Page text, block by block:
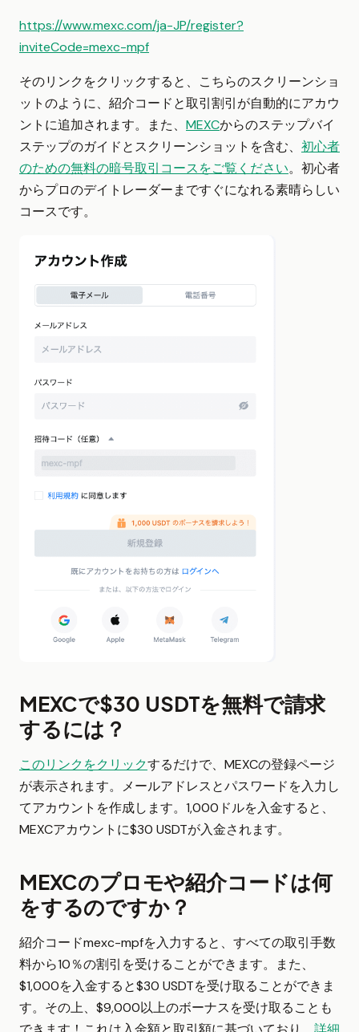
https://www.mexc.com/ja-JP/register?
inviteCode=mexc-mpf
そのリンクをクリックすると、こちらのスクリーンショ
ットのように、紹介コードと取引割引が自動的にアカウ
ントに追加されます。また、 MEXCからのステップバイ
ステップのガイドとスクリーンショットを含む、 初心者
のための無料の暗号取引コースをご覧ください。初心者
からプロのデイトレーダーまですぐになれる素晴らしい
コースです。
MEXCで$30 USDTを無料で請求
するには？
このリンクをクリックするだけで、MEXCの登録ページ
が表示されます。メールアドレスとパスワードを入力し
てアカウントを作成します。1,000ドルを入金すると、
MEXCアカウントに$30 USDTが入金されます。
MEXCのプロモや紹介コードは何
をするのですか？
紹介コードmexc-mpfを入力すると、すべての取引手数
料から10％の割引を受けることができます。また、
$1,000を入金すると$30 USDTを受け取ることができま
す。その上、$9,000以上のボーナスを受け取ることも